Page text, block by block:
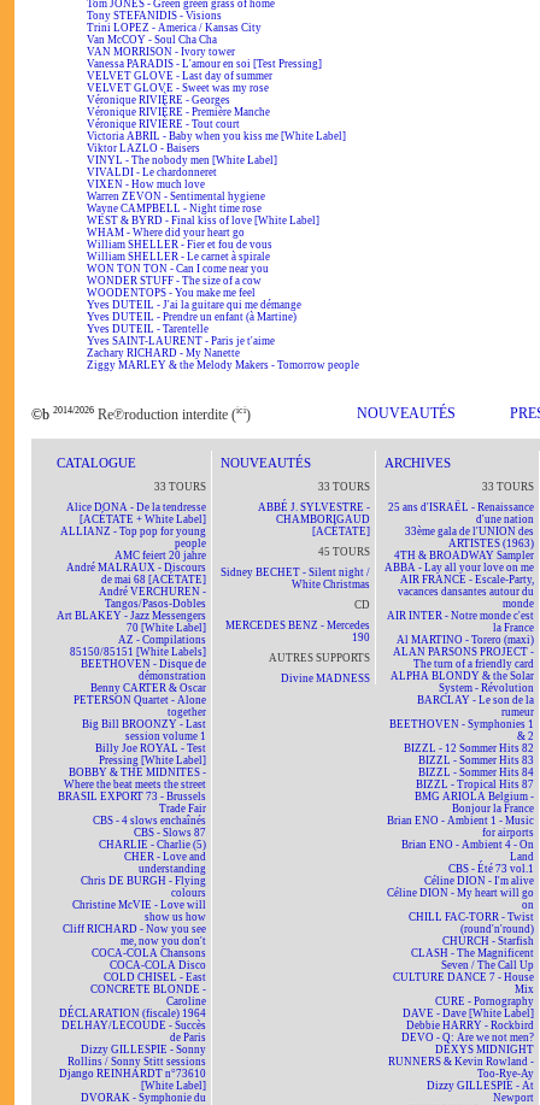
Tom JONES - Green green grass of home
Tony STEFANIDIS - Visions
Trini LOPEZ - America / Kansas City
Van McCOY - Soul Cha Cha
VAN MORRISON - Ivory tower
Vanessa PARADIS - L'amour en soi [Test Pressing]
VELVET GLOVE - Last day of summer
VELVET GLOVE - Sweet was my rose
Véronique RIVIÈRE - Georges
Véronique RIVIÈRE - Première Manche
Véronique RIVIÈRE - Tout court
Victoria ABRIL - Baby when you kiss me [White Label]
Viktor LAZLO - Baisers
VINYL - The nobody men [White Label]
VIVALDI - Le chardonneret
VIXEN - How much love
Warren ZEVON - Sentimental hygiene
Wayne CAMPBELL - Night time rose
WEST & BYRD - Final kiss of love [White Label]
WHAM - Where did your heart go
William SHELLER - Fier et fou de vous
William SHELLER - Le carnet à spirale
WON TON TON - Can I come near you
WONDER STUFF - The size of a cow
WOODENTOPS - You make me feel
Yves DUTEIL - J'ai la guitare qui me démange
Yves DUTEIL - Prendre un enfant (à Martine)
Yves DUTEIL - Tarentelle
Yves SAINT-LAURENT - Paris je t'aime
Zachary RICHARD - My Nanette
Ziggy MARLEY & the Melody Makers - Tomorrow people
©b 2014/2026 Re℗roduction interdite (ici) NOUVEAUTÉS
CATALOGUE
33 TOURS
Alice DONA - De la tendresse
[ACÉTATE + White Label]
ALLIANZ - Top pop for young
people
AMC feiert 20 jahre
André MALRAUX - Discours
de mai 68 [ACÉTATE]
André VERCHUREN -
Tangos/Pasos-Dobles
Art BLAKEY - Jazz Messengers
70 [White Label]
AZ - Compilations
85150/85151 [White Labels]
BEETHOVEN - Disque de
démonstration
Benny CARTER & Oscar
PETERSON Quartet - Alone
together
Big Bill BROONZY - Last
session volume 1
Billy Joe ROYAL - Test
Pressing [White Label]
BOBBY & THE MIDNITES -
Where the beat meets the street
BRASIL EXPORT 73 - Brussels
Trade Fair
CBS - 4 slows enchaînés
CBS - Slows 87
CHARLIE - Charlie (5)
CHER - Love and
understanding
Chris DE BURGH - Flying
colours
Christine McVIE - Love will
show us how
Cliff RICHARD - Now you see
me, now you don't
COCA-COLA Chansons
COCA-COLA Disco
COLD CHISEL - East
CONCRETE BLONDE -
Caroline
DÉCLARATION (fiscale) 1964
DELHAY/LECOUDE - Succès
de Paris
Dizzy GILLESPIE - Sonny
Rollins / Sonny Stitt sessions
Django REINHARDT n°73610
[White Label]
DVORAK - Symphonie du
NOUVEAUTÉS
33 TOURS
ABBÉ J. SYLVESTRE -
CHAMBORIGAUD
[ACÉTATE]
45 TOURS
Sidney BECHET - Silent night /
White Christmas
CD
MERCEDES BENZ - Mercedes
190
AUTRES SUPPORTS
Divine MADNESS
ARCHIVES
33 TOURS
25 ans d'ISRAËL - Renaissance
d'une nation
33ème gala de l'UNION des
ARTISTES (1963)
4TH & BROADWAY Sampler
ABBA - Lay all your love on me
AIR FRANCE - Escale-Party,
vacances dansantes autour du
monde
AIR INTER - Notre monde c'est
la France
Al MARTINO - Torero (maxi)
ALAN PARSONS PROJECT -
The turn of a friendly card
ALPHA BLONDY & the Solar
System - Révolution
BARCLAY - Le son de la
rumeur
BEETHOVEN - Symphonies 1
& 2
BIZZL - 12 Sommer Hits 82
BIZZL - Sommer Hits 83
BIZZL - Sommer Hits 84
BIZZL - Tropical Hits 87
BMG ARIOLA Belgium -
Bonjour la France
Brian ENO - Ambient 1 - Music
for airports
Brian ENO - Ambient 4 - On
Land
CBS - Été 73 vol.1
Céline DION - I'm alive
Céline DION - My heart will go
on
CHILL FAC-TORR - Twist
(round'n'round)
CHURCH - Starfish
CLASH - The Magnificent
Seven / The Call Up
CULTURE DANCE 7 - House
Mix
CURE - Pornography
DAVE - Dave [White Label]
Debbie HARRY - Rockbird
DEVO - Q: Are we not men?
DEXYS MIDNIGHT
RUNNERS & Kevin Rowland -
Too-Rye-Ay
Dizzy GILLESPIE - At
Newport